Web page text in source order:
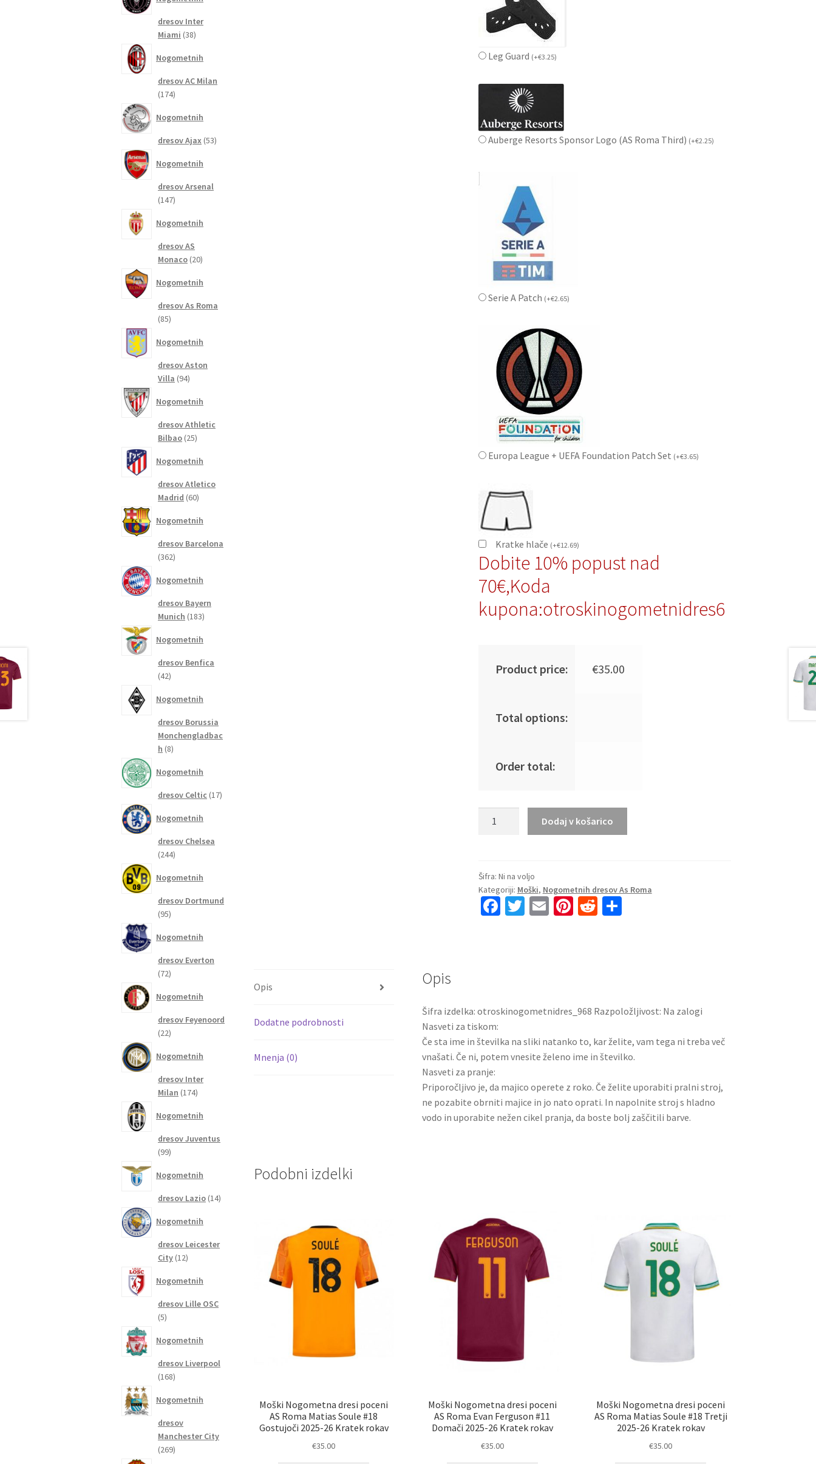
Leg Guard (+€3.25)
Auberge Resorts Sponsor Logo (AS Roma Third) (+€2.25)
Serie A Patch (+€2.65)
Europa League + UEFA Foundation Patch Set (+€3.65)
Kratke hlače (+€12.69)
Dobite 10% popust nad
70€,Koda
kupona:otroskinogometnidres6
Product price: €35.00
Total options:
Order total:
AS
Roma
Gianluca
rokav
količina
Dodaj v košarico
Šifra: Ni na voljo
Kategoriji: Moški, Nogometnih dresov As Roma
Fa
k
T E Pi R S
Opis
Dodatne podrobnosti
Mnenja (0)
Opis
Šifra izdelka: otroskinogometnidres_968 Razpoložljivost: Na zalogi
Nasveti za tiskom:
Če sta ime in številka na sliki natanko to, kar želite, vam tega ni treba več
vnašati. Če ni, potem vnesite želeno ime in številko.
Nasveti za pranje:
Priporočljivo je, da majico operete z roko. Če želite uporabiti pralni stroj,
ne pozabite obrniti majice in jo nato oprati. In napolnite stroj s hladno
vodo in uporabite nežen cikel pranja, da boste bolj zaščitili barve.
Podobni izdelki
Moški Nogometna dresi poceni
AS Roma Matias Soule #18
Gostujoči 2025-26 Kratek rokav
€35.00
Moški Nogometna dresi poceni
AS Roma Evan Ferguson #11
Domači 2025-26 Kratek rokav
€35.00
Moški Nogometna dresi poceni
AS Roma Matias Soule #18 Tretji
2025-26 Kratek rokav
€35.00
dresov Inter
Miami 3838
Nogometnih
dresov AC Milan
174174
Nogometnih
dresov Ajax 5353
Nogometnih
dresov Arsenal
147147
Nogometnih
dresov AS
Monaco 2020
Nogometnih
dresov As Roma
8585
Nogometnih
dresov Aston
Villa 9494
Nogometnih
dresov Athletic
Bilbao 2525
Nogometnih
dresov Atletico
Madrid 6060
Nogometnih
dresov Barcelona
362362
Nogometnih
dresov Bayern
Munich 183183
Nogometnih
dresov Benfica
4242
Nogometnih
dresov Borussia
Monchengladbac
h 88
Nogometnih
dresov Celtic 1717
Nogometnih
dresov Chelsea
244244
Nogometnih
dresov Dortmund
9595
Nogometnih
dresov Everton
7272
Nogometnih
dresov Feyenoord
2222
Nogometnih
dresov Inter
Milan 174174
Nogometnih
dresov Juventus
9999
Nogometnih
dresov Lazio 1414
Nogometnih
dresov Leicester
City 1212
Nogometnih
dresov Lille OSC
55
Nogometnih
dresov Liverpool
168168
Nogometnih
dresov
Manchester City
269269